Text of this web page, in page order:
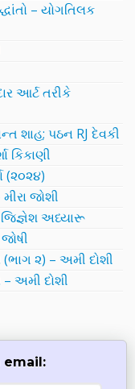
– યોગતિલક
આર્ટ તરીકે
શાહ; પઠન RJ દેવકી
કિકાણી
(૨૦૨૪)
જોશી
જિજ્ઞેશ અધ્યારૂ
૨) – અમી દોશી
અમી દોશી
email: